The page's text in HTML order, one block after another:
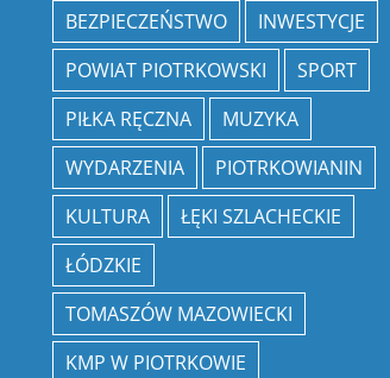
BEZPIECZEŃSTWO
INWESTYCJE
POWIAT PIOTRKOWSKI
SPORT
PIŁKA RĘCZNA
MUZYKA
WYDARZENIA
PIOTRKOWIANIN
KULTURA
ŁĘKI SZLACHECKIE
ŁÓDZKIE
TOMASZÓW MAZOWIECKI
KMP W PIOTRKOWIE